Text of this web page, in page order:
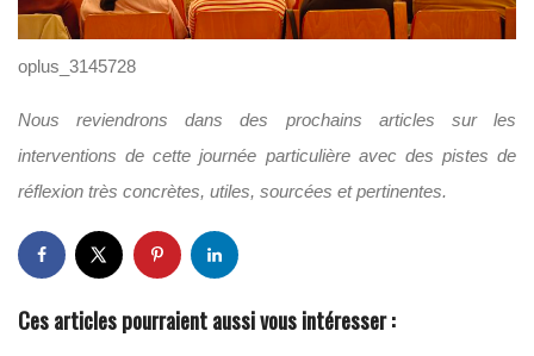
oplus_3145728
Nous reviendrons dans des prochains articles sur les
interventions de cette journée particulière avec des pistes de
réflexion très concrètes, utiles, sourcées et pertinentes.
Ces articles pourraient aussi vous intéresser :